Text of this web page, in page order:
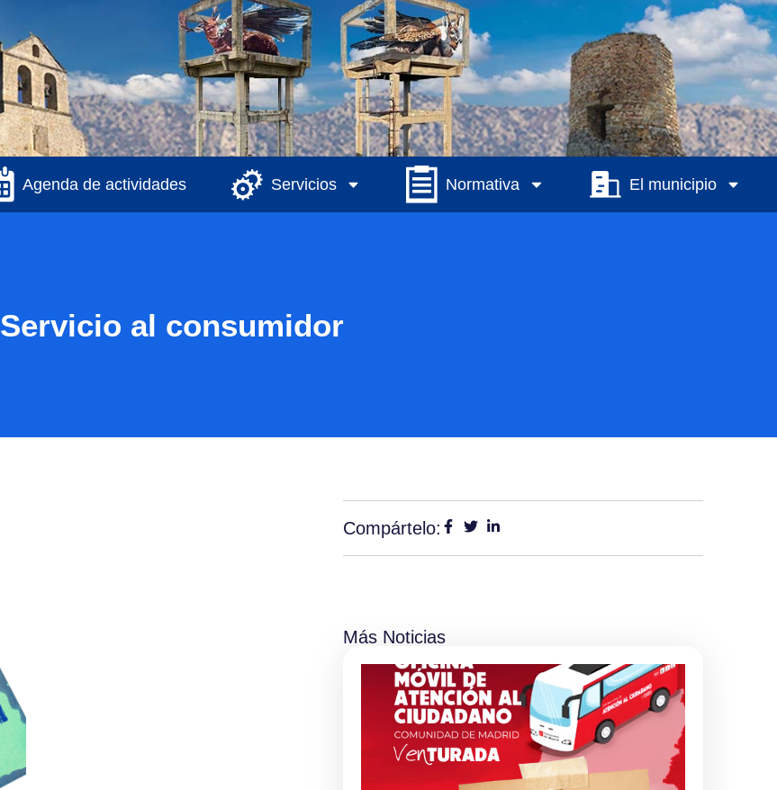
Agenda de actividades Servicios Normativa El municipio
Servicio al consumidor
Compártelo:
Más Noticias